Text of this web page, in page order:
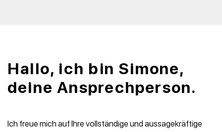
Hallo, ich bin Simone,
deine Ansprechperson.
Ich freue mich auf Ihre vollständige und aussagekräftige